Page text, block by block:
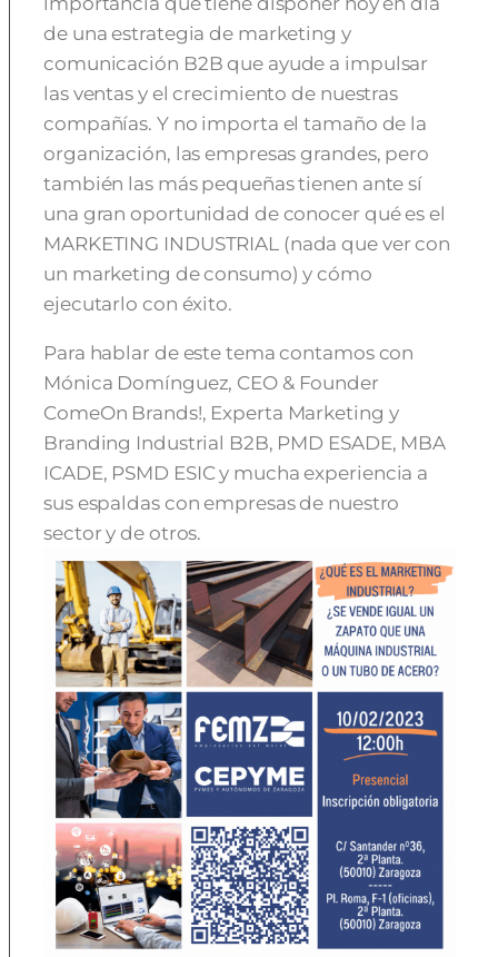
de una estrategia de marketing y
comunicación B2B que ayude a impulsar
las ventas y el crecimiento de nuestras
compañías. Y no importa el tamaño de la
organización, las empresas grandes, pero
también las más pequeñas tienen ante sí
una gran oportunidad de conocer qué es el
MARKETING INDUSTRIAL (nada que ver con
un marketing de consumo) y cómo
ejecutarlo con éxito.
Para hablar de este tema contamos con
Mónica Domínguez, CEO & Founder
ComeOn Brands!, Experta Marketing y
Branding Industrial B2B, PMD ESADE, MBA
ICADE, PSMD ESIC y mucha experiencia a
sus espaldas con empresas de nuestro
sector y de otros.